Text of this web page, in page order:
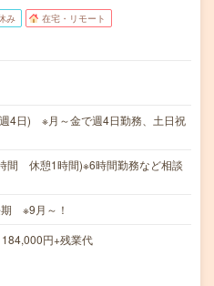
み 在宅・リモート
4日) ※月～金で週4日勤務、土日祝
間 休憩1時間)※6時間勤務など相談
※9月～！
円+残業代